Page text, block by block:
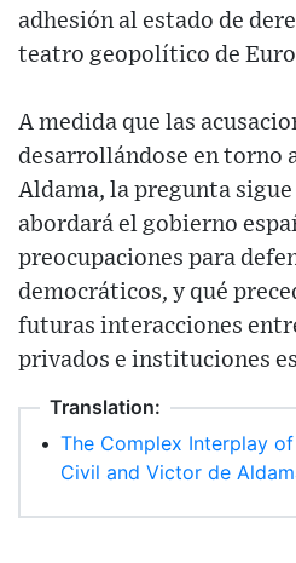
adhesión al estado de
teatro geopolítico de
A medida que las
desarrollándose en torno
Aldama, la pregunta
abordará el gobierno
preocupaciones para
democráticos, y qué
futuras interacciones
privados e instituciones
Translation:
• The Complex Interplay
Civil and Victor de